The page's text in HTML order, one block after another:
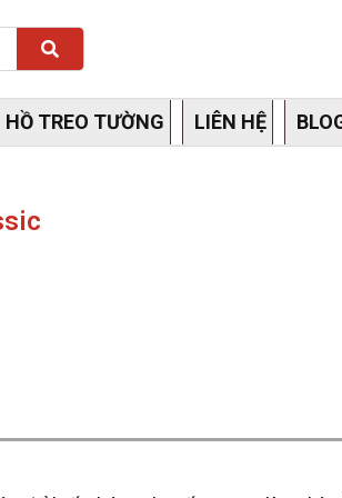
Search
TREO TƯỜNG LIÊN HỆ